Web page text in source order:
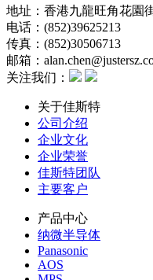
地址：香港九龍旺角花園
电话：(852)39625213
传真：(852)30506713
邮箱：
关注我们：
关于佳斯特
公司介绍
企业文化
企业荣誉
佳斯特团队
主要客户
产品中心
纳微半导体
Panasonic
AOS